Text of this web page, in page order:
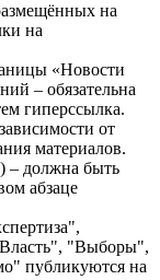
на
на
«Новости
– обязательна
гиперссылка.
от
материалов.
– должна быть
абзаце
"Выборы",
публикуются на